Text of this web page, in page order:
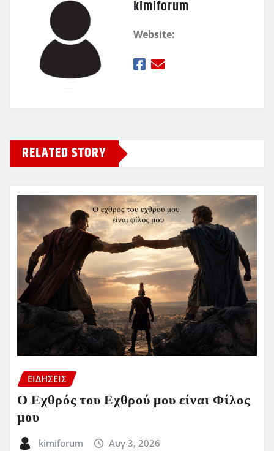
kimiforum
Website:
RELATED STORY
ΕΙΔΗΣΕΙΣ
Ο Εχθρός του Εχθρού μου είναι Φίλος
μου
kimiforum Αυγ 3, 2026